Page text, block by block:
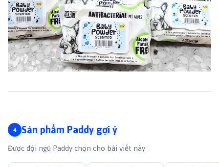
Sản phẩm Paddy gợi ý
Được đội ngũ Paddy chọn cho bài viết này